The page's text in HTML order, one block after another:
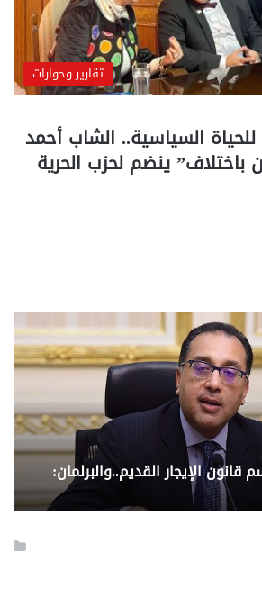
تقارير وحوارات
السياسية.. الشاب أحمد
ينضم لحزب الحرية
الإيجار القديم..والبرلمان:
..
من